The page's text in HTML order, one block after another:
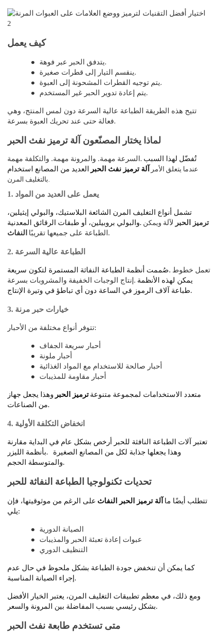
كيف يعمل
●
يتدفق الحبر عبر فوهة.
●
ينقسم التيار إلى قطرات صغيرة.
●
يتم توجيه القطرات المشحونة إلى العبوة.
●
يتم إعادة تدوير الحبر غير المستخدم.
تتيح هذه الطريقة الطباعة عالية السرعة دون لمس المنتج، وهي
فعالة حتى عند تحريك العبوة بسرعة.
لماذا يختار المصنّعون آلة ترميز نفث الحبر
السرعة مهمة. والمرونة مهمة. والتكلفة مهمة. لهذا السبب تُفضّل
العديد من المصانع استخدام
آلة ترميز نفث الحبر
بالتغليف المرن.
1. يعمل على العديد من المواد
تشمل أنواع التغليف المرن الشائعة البلاستيك، والبولي إيثيلين،
والبولي بروبيلين، أو طبقات الرقائق المعدنية.
لآلة ترميز الحبر
النفاث
الطباعة على جميعها تقريبًا.
2. الطباعة عالية السرعة
صُممت أنظمة الطباعة النفاثة المستمرة لتكون سريعة. تعمل خطوط
إنتاج الوجبات الخفيفة والمشروبات بسرعة. يمكن لهذه الأنظمة
طباعة آلاف الرموز في الساعة دون أي تباطؤ في وتيرة الإنتاج.
3. خيارات حبر مرنة
تتوفر أنواع مختلفة من الأحبار:
●
أحبار سريعة الجفاف
●
أحبار ملونة
●
أحبار صالحة للاستخدام مع المواد الغذائية
●
أحبار مقاومة للمذيبات
وهذا يجعل جهاز ترميز الحبر متعدد الاستخدامات لمجموعة متنوعة
من الصناعات.
4. انخفاض التكلفة الأولية
تعتبر آلات الطباعة النافثة للحبر أرخص بشكل عام في البداية مقارنة
بأنظمة الليزر.
وهذا يجعلها جذابة لكل من المصانع الصغيرة
والمتوسطة الحجم.
تحديات تكنولوجيا الطباعة النفاثة للحبر
على الرغم من موثوقيتها، فإن آلة ترميز الحبر النفاث تتطلب أيضًا ما
يلي:
●
الصيانة الدورية
●
عبوات إعادة تعبئة الحبر والمذيبات
●
التنظيف الدوري
كما يمكن أن تنخفض جودة الطباعة بشكل ملحوظ في حال عدم
إجراء الصيانة المناسبة.
ومع ذلك، في معظم تطبيقات التغليف المرن، يعتبر الخيار الأفضل
بشكل رئيسي بسبب المفاضلة بين المرونة والسعر.
متى تستخدم طابعة نفث الحبر